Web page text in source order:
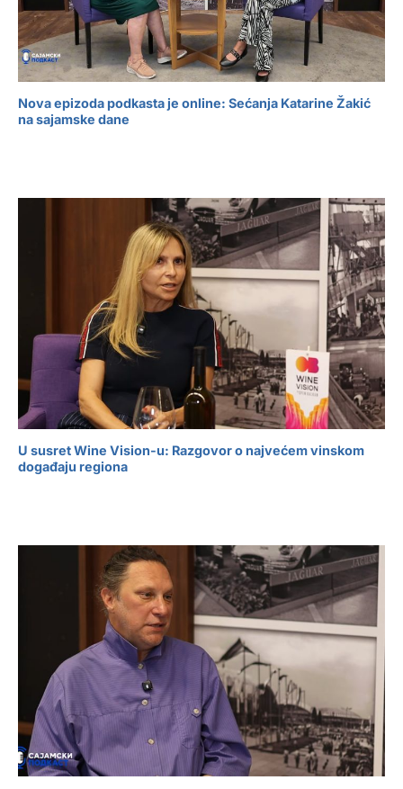
Nova epizoda podkasta je online: Sećanja Katarine Žakić
na sajamske dane
U susret Wine Vision-u: Razgovor o najvećem vinskom
događaju regiona